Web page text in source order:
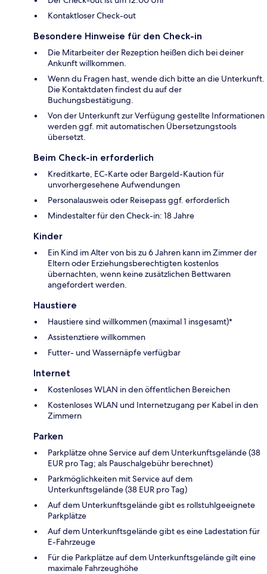
Kontaktloser Check-out
Besondere Hinweise für den Check-in
Die Mitarbeiter der Rezeption heißen dich bei deiner
Ankunft willkommen.
Wenn du Fragen hast, wende dich bitte an die Unterkunft.
Die Kontaktdaten findest du auf der
Buchungsbestätigung.
Von der Unterkunft zur Verfügung gestellte Informationen
werden ggf. mit automatischen Übersetzungstools
übersetzt.
Beim Check-in erforderlich
Kreditkarte, EC-Karte oder Bargeld-Kaution für
unvorhergesehene Aufwendungen
Personalausweis oder Reisepass ggf. erforderlich
Mindestalter für den Check-in: 18 Jahre
Kinder
Ein Kind im Alter von bis zu 6 Jahren kann im Zimmer der
Eltern oder Erziehungsberechtigten kostenlos
übernachten, wenn keine zusätzlichen Bettwaren
angefordert werden.
Haustiere
Haustiere sind willkommen (maximal 1 insgesamt)*
Assistenztiere willkommen
Futter- und Wassernäpfe verfügbar
Internet
Kostenloses WLAN in den öffentlichen Bereichen
Kostenloses WLAN und Internetzugang per Kabel in den
Zimmern
Parken
Parkplätze ohne Service auf dem Unterkunftsgelände (38
EUR pro Tag; als Pauschalgebühr berechnet)
Parkmöglichkeiten mit Service auf dem
Unterkunftsgelände (38 EUR pro Tag)
Auf dem Unterkunftsgelände gibt es rollstuhlgeeignete
Parkplätze
Auf dem Unterkunftsgelände gibt es eine Ladestation für
E-Fahrzeuge
Für die Parkplätze auf dem Unterkunftsgelände gilt eine
maximale Fahrzeughöhe